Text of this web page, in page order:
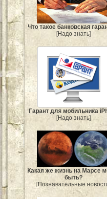
Что такое банковская
[Надо знать]
Гарант для мобильника
[Надо знать]
Какая же жизнь на Марсе
быть?
[Познавательные